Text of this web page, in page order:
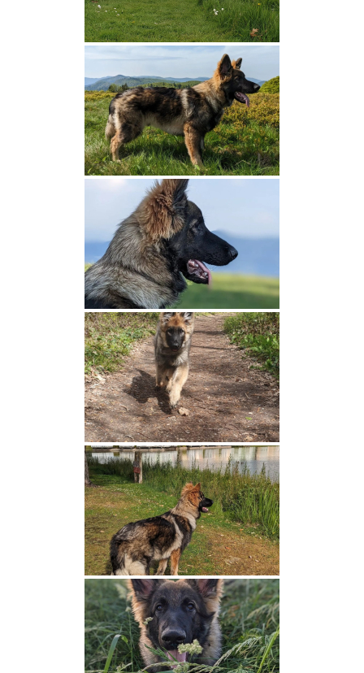
Panka et Chaos
Fox et Rusty
2021
Prima et Chaos
Panka et Eat
Autumn et Onyx
Réservation
NOUS CONTACTER LIENS